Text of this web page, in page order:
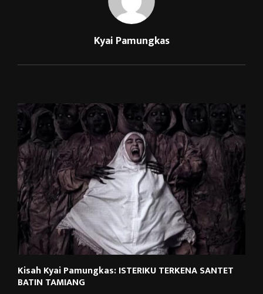
Kyai Pamungkas
Kisah Kyai Pamungkas: ISTERIKU TERKENA SANTET
BATIN TAMIANG